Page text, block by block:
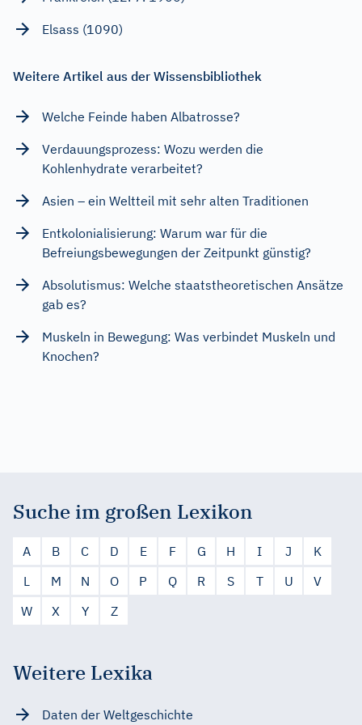
Elsass (1090)
Weitere Artikel aus der Wissensbibliothek
Welche Feinde haben Albatrosse?
Verdauungsprozess: Wozu werden die
Kohlenhydrate verarbeitet?
Asien – ein Weltteil mit sehr alten Traditionen
Entkolonialisierung: Warum war für die
Befreiungsbewegungen der Zeitpunkt günstig?
Absolutismus: Welche staatstheoretischen Ansätze
gab es?
Muskeln in Bewegung: Was verbindet Muskeln und
Knochen?
Suche im großen Lexikon
A B C D E F G H I J
K
L
M N O P Q R S T U
V
W
X Y Z
Weitere Lexika
Daten der Weltgeschichte